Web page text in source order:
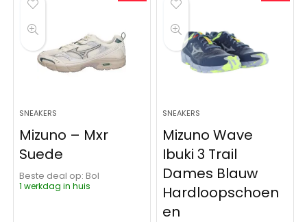
SNEAKERS
Mizuno – Mxr
Suede
Beste deal op:
Bol
1 werkdag in huis
SNEAKERS
Mizuno Wave
Ibuki 3 Trail
Dames Blauw
Hardloopschoen
en